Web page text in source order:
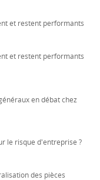
et restent performants
et restent performants
en débat chez
le risque d'entreprise ?
des pièces